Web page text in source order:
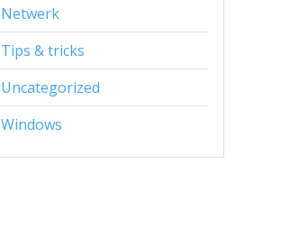
Netwerk
Tips & tricks
Uncategorized
Windows